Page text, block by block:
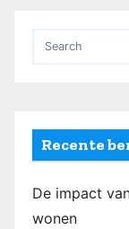
t
e
n
Recente
De impact
wonen